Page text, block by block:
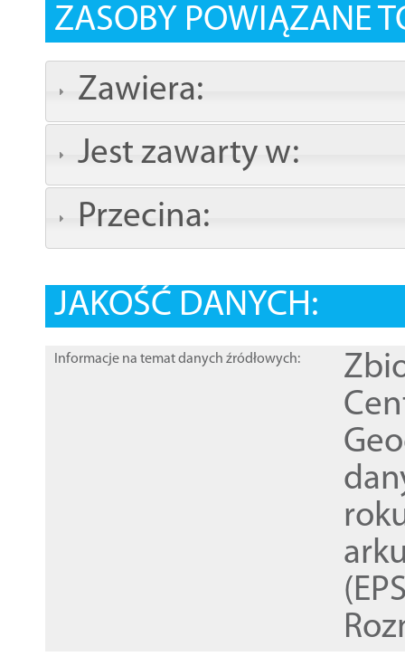
ZASOBY POWIĄZANE
Zawiera:
Jest zawarty w:
Przecina:
JAKOŚĆ DANYCH:
Informacje na temat danych źródłowych: